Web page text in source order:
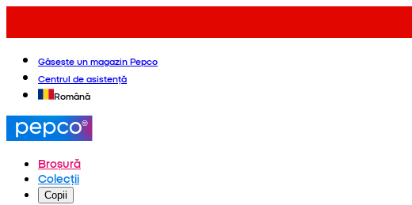
Găsește un magazin Pepco
Centrul de asistență
Română
Broșură
Colecții
Copii